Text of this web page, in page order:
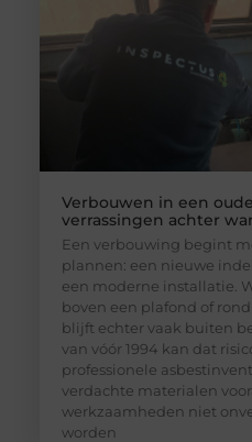
Verbouwen in een
verrassingen achter
Een verbouwing begint
plannen: een nieuwe
een moderne installatie.
boven een plafond of
blijft echter vaak buiten
van vóór 1994 kan dat
professionele
verdachte materialen
werkzaamheden niet
worden